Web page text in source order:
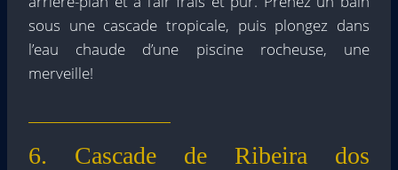
sous une cascade tropicale, puis plongez dans
l’eau chaude d’une piscine rocheuse, une
merveille!
6. Cascade de Ribeira dos